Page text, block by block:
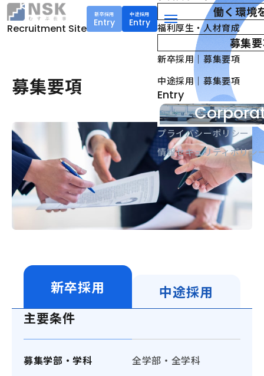
NSK株式会社
Recruitment Site
新卒採用
Entry
中途採用
Entry
menu
働く環境
福利厚生・人材育成
募集
新卒採用｜募集要項
中途採用｜募集要項
Entry
プライバシーポリシー
情報セキュリティポリシ
募集要項
新卒採用 中途採用
主要条件
募集学部・学科 全学部・全学科